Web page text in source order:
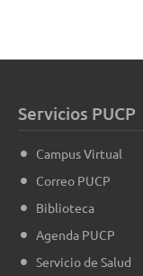
Servicios PUCP
Campus Virtual
Correo PUCP
Biblioteca
Agenda PUCP
Servicio de Salud